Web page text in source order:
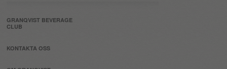
GRANQVIST BEVERAGE
CLUB
KONTAKTA OSS